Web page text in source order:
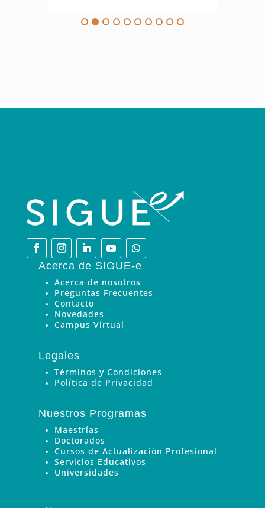
Acerca de SIGUE-e
Acerca de nosotros
Preguntas Frecuentes
Contacto
Novedades
Campus Virtual
Legales
Términos y Condiciones
Política de Privacidad
Nuestros Programas
Maestrías
Doctorados
Cursos de Actualización Profesional
Servicios Educativos
Universidades